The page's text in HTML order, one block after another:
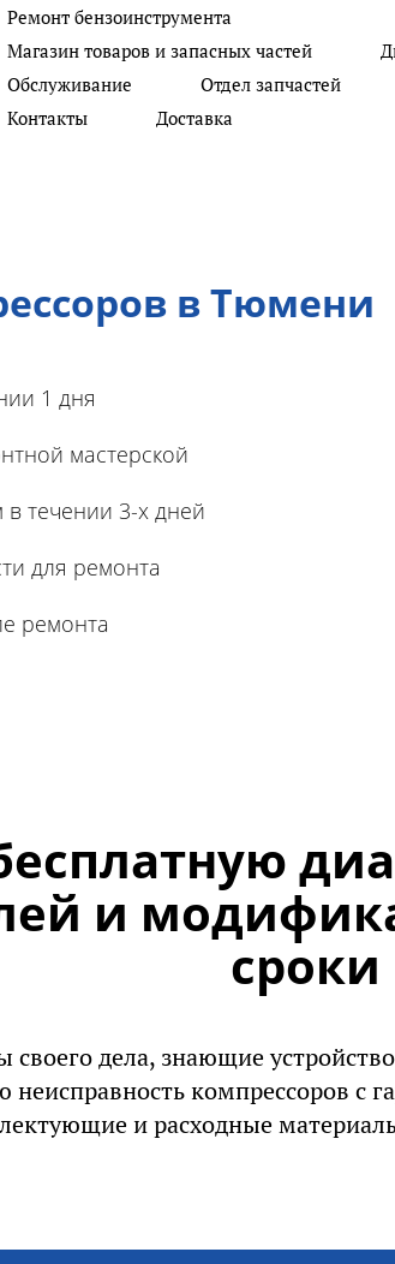
Ремонт бензоинструмента
Магазин товаров и запасных частей
Обслуживание
Отдел запчастей
Контакты
Доставка
Не тратьте свое время на
ремонт, позвоните Нам
+7
+7
в Тюмени
1 дня
мастерской
течении 3-х дней
для ремонта
ремонта
и
сроки
своего дела, знающие
компрессоров с
и расходные